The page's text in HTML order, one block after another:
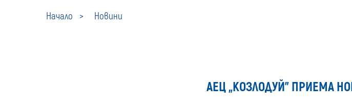
Начало Новини
АЕЦ „КОЗЛОДУЙ” ПРИЕМА